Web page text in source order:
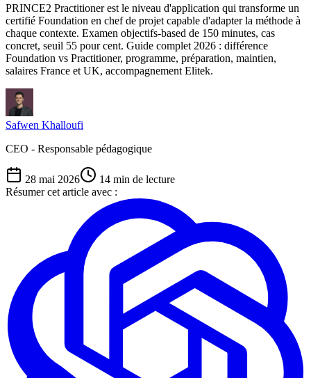
PRINCE2 Practitioner est le niveau d'application qui transforme un
certifié Foundation en chef de projet capable d'adapter la méthode à
chaque contexte. Examen objectifs‑based de 150 minutes, cas
concret, seuil 55 pour cent. Guide complet 2026 : différence
Foundation vs Practitioner, programme, préparation, maintien,
salaires France et UK, accompagnement Elitek.
Safwen Khalloufi
CEO - Responsable pédagogique
28 mai 2026 14 min de lecture
Résumer cet article avec :